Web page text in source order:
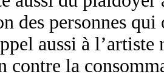
des personnes
aussi à
contre la